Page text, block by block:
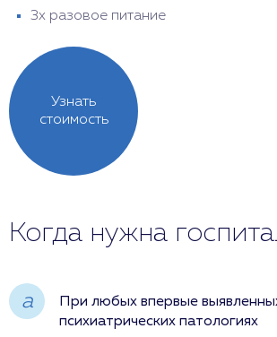
3х разовое питание
Узнать
стоимость
Когда нужна
a
При любых впервые
психиатрических патологиях